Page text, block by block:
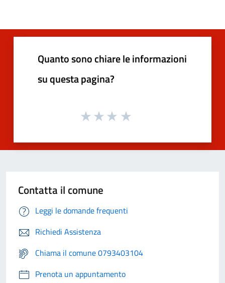
Quanto sono chiare le informazioni
su questa pagina?
Contatta il comune
Leggi le domande frequenti
Richiedi Assistenza
Chiama il comune 0793403104
Prenota un appuntamento